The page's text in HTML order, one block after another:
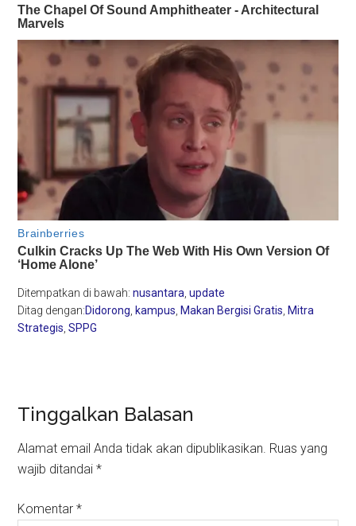
Ditempatkan di bawah:nusantara ,update
Ditag dengan:Didorong kampus Makan Bergisi Gratis Mitra
Strategis ,SPPG
Reader
Interactions
Tinggalkan Balasan
Alamat email Anda tidak akan dipublikasikan. Ruas yang
wajib ditandai*
Komentar*